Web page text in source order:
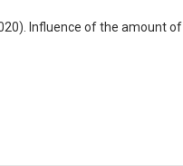
Influence of the amount of